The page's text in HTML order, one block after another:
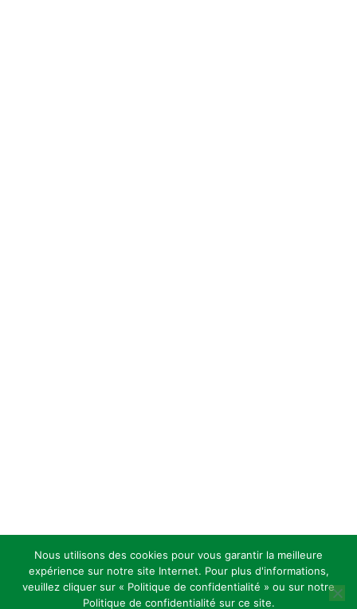
Nous utilisons des cookies pour vous garantir la meilleure
expérience sur notre site Internet. Pour plus d'informations,
veuillez cliquer sur « Politique de confidentialité » ou sur notre
Politique de confidentialité sur ce site.